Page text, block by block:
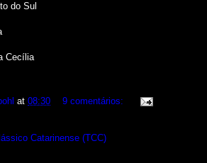
do Sul
Cecília
at 08:30 9 comentários:
Catarinense (TCC)